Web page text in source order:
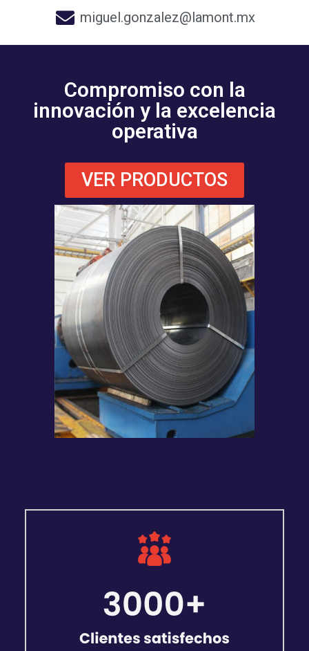
miguel.gonzalez@lamont.mx
Compromiso con la
innovación y la excelencia
operativa
VER PRODUCTOS